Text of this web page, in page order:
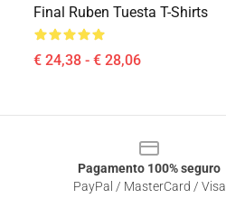
Final Ruben Tuesta T-Shirts
€ 24,38 - € 28,06
Pagamento 100% seguro
PayPal / MasterCard / Visa